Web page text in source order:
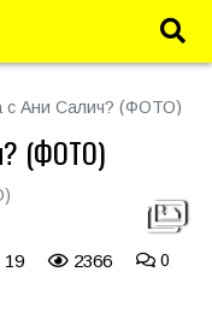
с Ани Салич? (ФОТО)
(ФОТО)
19 2366 0